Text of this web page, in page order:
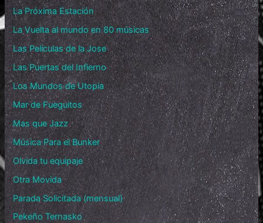
La Próxima Estación
La Vuelta al mundo en 80 músicas
Las Películas de la Jose
Las Puertas del Infierno
Los Mundos de Utopía
Mar de Fueguitos
Mas que Jazz
Música Para el Bunker
Olvida tu equipaje
Otra Movida
Parada Solicitada (mensual)
Pekeño Ternasko